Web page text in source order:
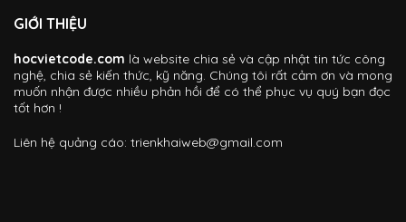
GIỚI THIỆU
hocvietcode.com là website chia sẻ và cập nhật tin tức công
nghệ, chia sẻ kiến thức, kỹ năng. Chúng tôi rất cảm ơn và mong
muốn nhận được nhiều phản hồi để có thể phục vụ quý bạn đọc
tốt hơn !
Liên hệ quảng cáo: trienkhaiweb@gmail.com